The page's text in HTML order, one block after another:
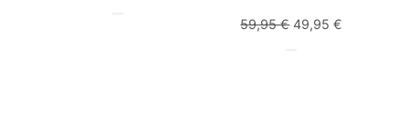
59,95€ Ursprünglicher
49,95€